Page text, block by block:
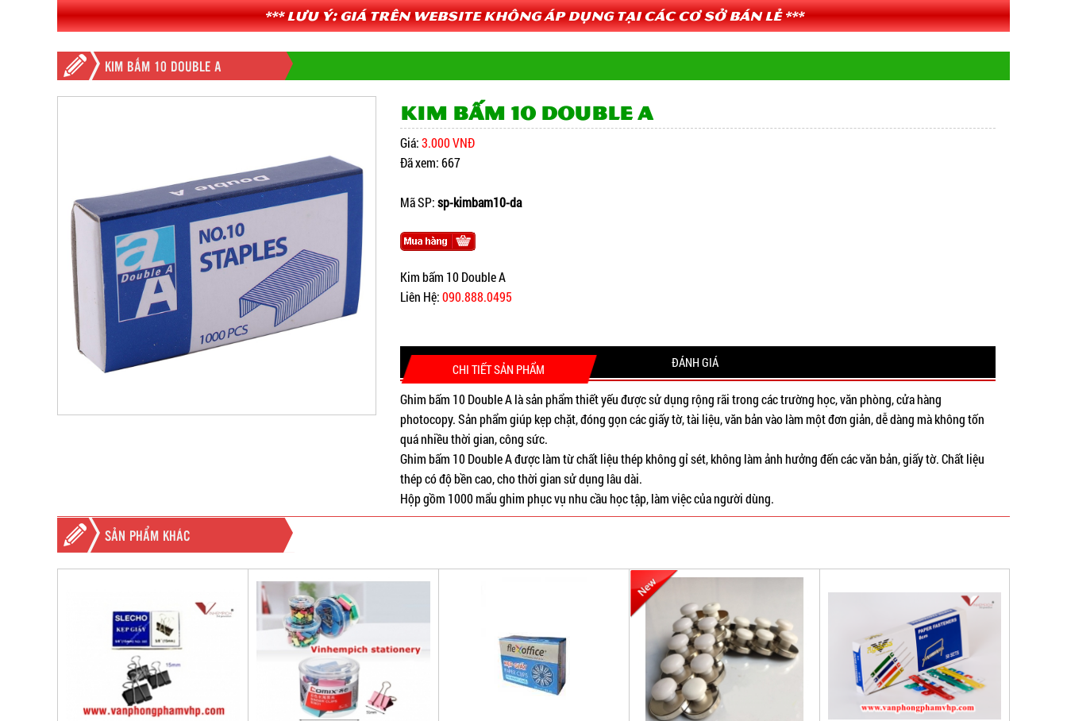
*** Lưu ý: Giá trên website không áp dụng tại các cơ sở bán lẻ ***
KIM BẤM 10 DOUBLE A
Kim bấm 10 Double A
Giá:3.000 VNĐ
Đã xem: 667
Mã SP:sp-kimbam10-da
Kim bấm 10 Double A
Liên Hệ:090.888.0495
CHI TIẾT SẢN PHẨM ĐÁNH GIÁ
Ghim bấm 10 Double A là sản phẩm thiết yếu được sử dụng rộng rãi trong các trường học, văn phòng, cửa hàng
photocopy. Sản phẩm giúp kẹp chặt, đóng gọn các giấy tờ, tài liệu, văn bản vào làm một đơn giản, dễ dàng mà không tốn
quá nhiều thời gian, công sức.
Ghim bấm 10 Double A được làm từ chất liệu thép không gỉ sét, không làm ảnh hưởng đến các văn bản, giấy tờ. Chất liệu
thép có độ bền cao, cho thời gian sử dụng lâu dài.
Hộp gồm 1000 mẩu ghim phục vụ nhu cầu học tập, làm việc của người dùng.
SẢN PHẨM KHÁC